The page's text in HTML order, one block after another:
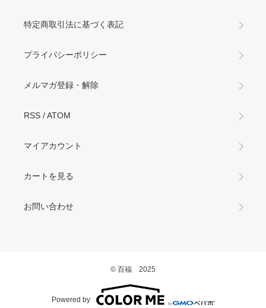
特定商取引法に基づく表記
プライバシーポリシー
メルマガ登録・解除
RSS /ATOM
マイアカウント
カートを見る
お問い合わせ
© 百福 2025
Powered by